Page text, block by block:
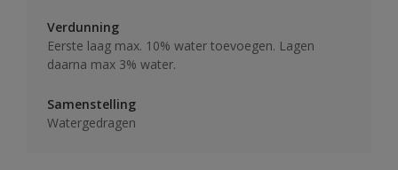
Verdunning
Eerste laag max. 10% water toevoegen. Lagen
daarna max 3% water.
Samenstelling
Watergedragen